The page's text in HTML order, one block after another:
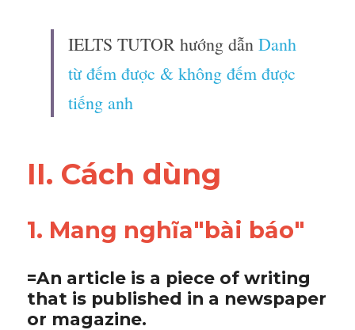
IELTS TUTOR hướng dẫn Danh
từ đếm được & không đếm được
tiếng anh
II. Cách dùng
1. Mang nghĩa"bài báo"
=An article is a piece of writing
that is published in a newspaper
or magazine.